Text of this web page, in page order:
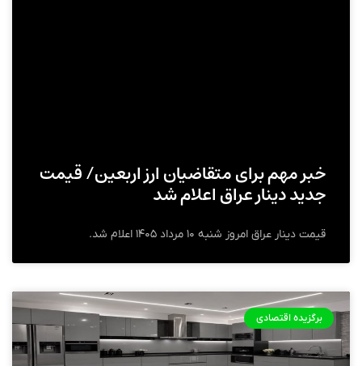
خبر مهم برای متقاضیان ارز اربعین/ قیمت
جدید دینار عراق اعلام شد
قیمت دینار عراق امروز شنبه ۱۰ مرداد ۱۴۰۵ اعلام شد.
برگزیده اقتصادی